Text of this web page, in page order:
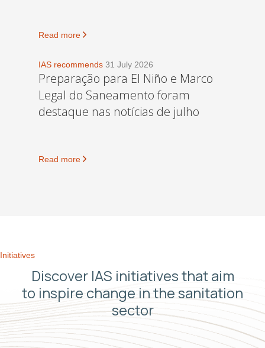
Read more
IAS recommends 31 July 2026
Preparação para El Niño e Marco
Legal do Saneamento foram
destaque nas notícias de julho
Read more
Initiatives
Discover IAS initiatives that aim
to inspire change in the sanitation
sector